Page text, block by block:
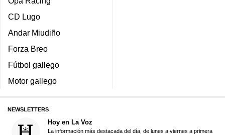
CD Lugo
Andar Miudiño
Forza Breo
Fútbol gallego
Motor gallego
NEWSLETTERS
Hoy en La Voz
La información más destacada del día, de lunes a viernes a primera